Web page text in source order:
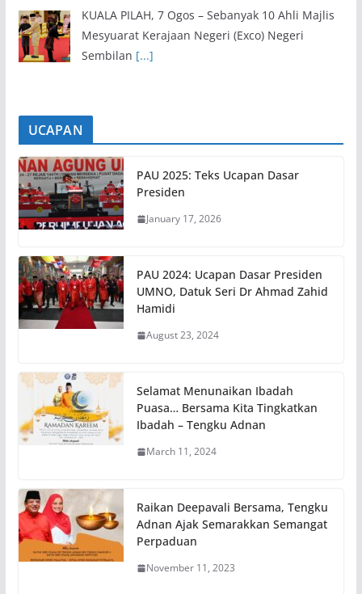
KUALA PILAH, 7 Ogos – Sebanyak 10 Ahli Majlis
Mesyuarat Kerajaan Negeri (Exco) Negeri
Sembilan [...]
UCAPAN
PAU 2025: Teks Ucapan Dasar
Presiden
January 17, 2026
PAU 2024: Ucapan Dasar Presiden
UMNO, Datuk Seri Dr Ahmad Zahid
Hamidi
August 23, 2024
Selamat Menunaikan Ibadah
Puasa… Bersama Kita Tingkatkan
Ibadah – Tengku Adnan
March 11, 2024
Raikan Deepavali Bersama, Tengku
Adnan Ajak Semarakkan Semangat
Perpaduan
November 11, 2023